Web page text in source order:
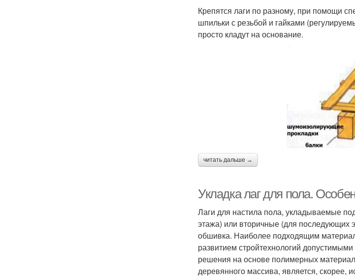
Крепятся лаги по разному, при помощи
шпильки с резьбой и гайками
просто кладут на основание.
читать дальше →
Укладка лаг для пола.
Лаги для настила пола, укладываемые
этажа) или вторичные (для последующих
обшивка. Наиболее подходящим
развитием стройтехнологий
решения на основе полимерных
деревянного массива, является,